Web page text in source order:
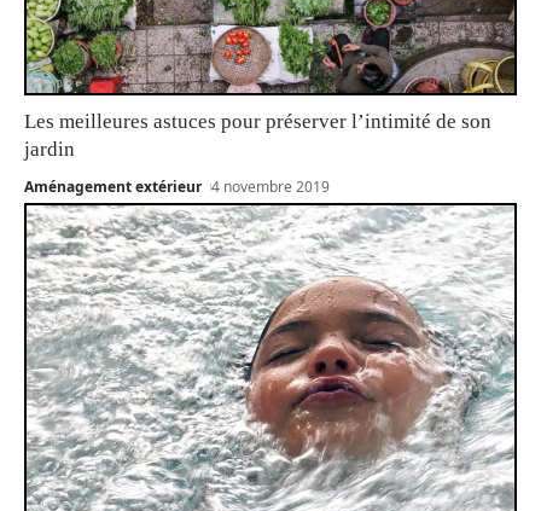
Les meilleures astuces pour préserver l’intimité de son
jardin
Aménagement extérieur 4 novembre 2019